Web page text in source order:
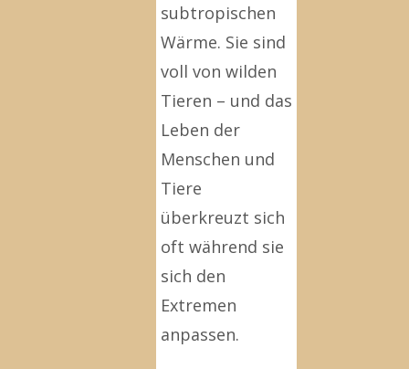
subtropischen
Wärme. Sie sind
voll von wilden
Tieren – und das
Leben der
Menschen und
Tiere
überkreuzt sich
oft während sie
sich den
Extremen
anpassen.